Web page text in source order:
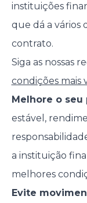
instituições
que dá a vários
contrato.
Siga as nossas
condições mais
Melhore o
estável,
a instituição
melhores
Evite